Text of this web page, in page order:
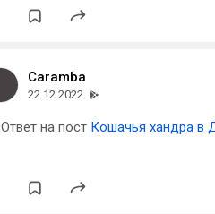
Caramba
22.12.2022
Ответ на пост Кошачья хандра в